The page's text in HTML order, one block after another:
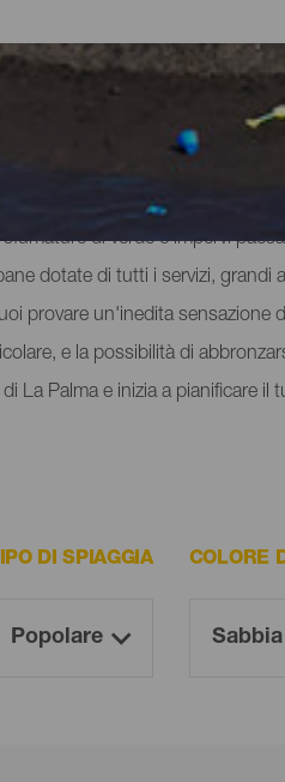
di verde e impervi
dotate di tutti i servizi, grandi
provare un'inedita sensazione
e la possibilità di
La Palma e inizia a pianificare il
DI SPIAGGIA COLORE